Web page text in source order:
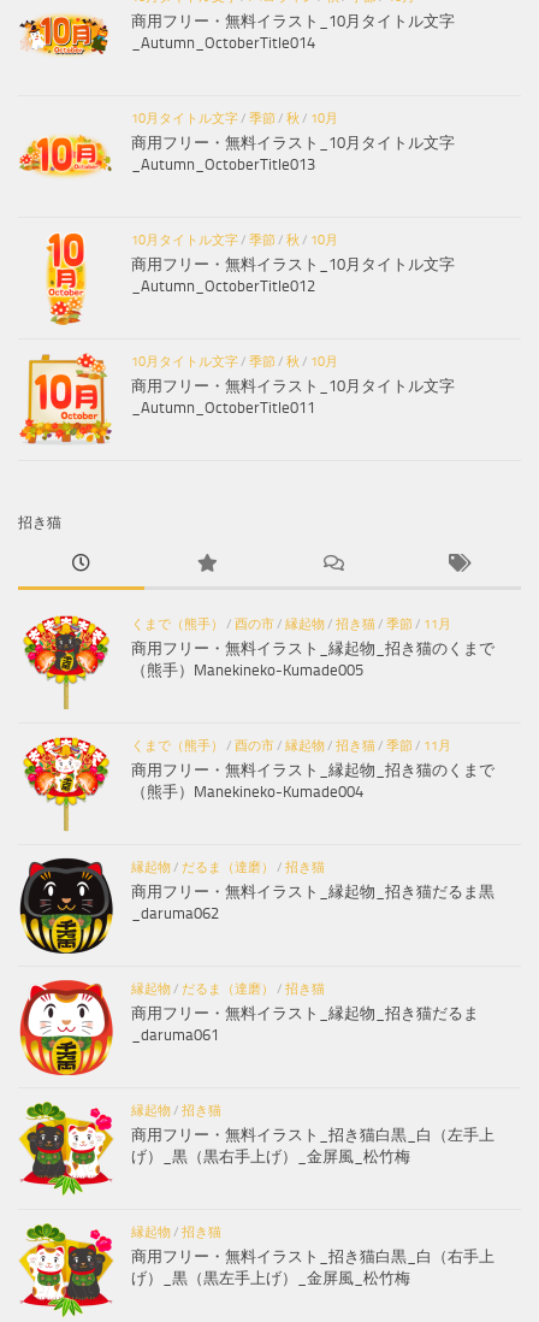
商用フリー・無料イラスト_10月タイトル文字
_Autumn_OctoberTitle014
10月タイトル文字/ 季節/ 秋 / 10月
商用フリー・無料イラスト_10月タイトル文字
_Autumn_OctoberTitle013
10月タイトル文字/ 季節/ 秋 / 10月
商用フリー・無料イラスト_10月タイトル文字
_Autumn_OctoberTitle012
10月タイトル文字/ 季節/ 秋 / 10月
商用フリー・無料イラスト_10月タイトル文字
_Autumn_OctoberTitle011
招き猫
くまで（熊手） / 酉の市/ 縁起物/ 招き猫/ 季節/ 11月
商用フリー・無料イラスト_縁起物_招き猫のくまで
（熊手）Manekineko-Kumade005
くまで（熊手） / 酉の市/ 縁起物/ 招き猫/ 季節/ 11月
商用フリー・無料イラスト_縁起物_招き猫のくまで
（熊手）Manekineko-Kumade004
縁起物/ だるま（達磨） / 招き猫
商用フリー・無料イラスト_縁起物_招き猫だるま黒
_daruma062
縁起物/ だるま（達磨） / 招き猫
商用フリー・無料イラスト_縁起物_招き猫だるま
_daruma061
縁起物/ 招き猫
商用フリー・無料イラスト_招き猫白黒_白（左手上
げ）_黒（黒右手上げ）_金屏風_松竹梅
縁起物/ 招き猫
商用フリー・無料イラスト_招き猫白黒_白（右手上
げ）_黒（黒左手上げ）_金屏風_松竹梅